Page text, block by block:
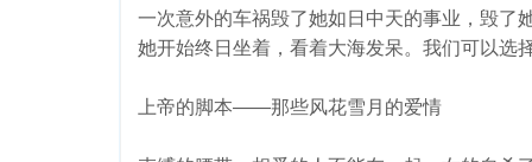
一次意外的车祸毁了她如日中天的事业，毁了
她开始终日坐着，看着大海发呆。我们可以选
上帝的脚本——那些风花雪月的爱情